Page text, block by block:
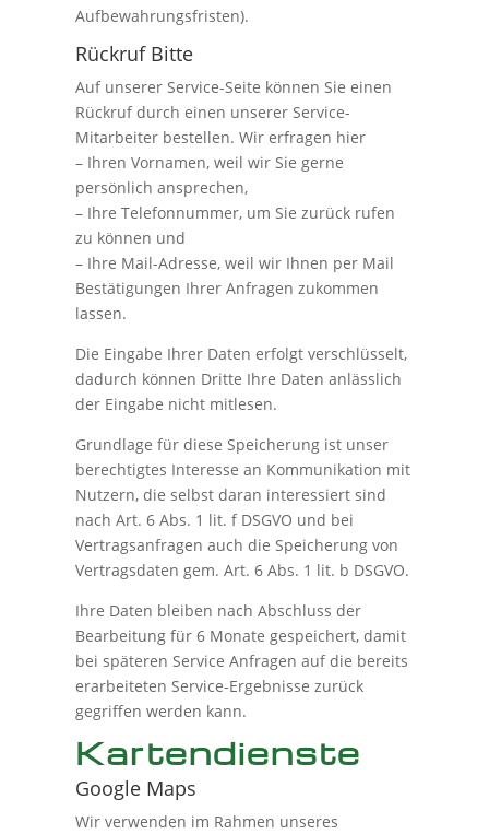
Aufbewahrungsfristen).
Rückruf Bitte
Auf unserer Service-Seite können Sie einen
Rückruf durch einen unserer Service-
Mitarbeiter bestellen. Wir erfragen hier
– Ihren Vornamen, weil wir Sie gerne
persönlich ansprechen,
– Ihre Telefonnummer, um Sie zurück rufen
zu können und
– Ihre Mail-Adresse, weil wir Ihnen per Mail
Bestätigungen Ihrer Anfragen zukommen
lassen.
Die Eingabe Ihrer Daten erfolgt verschlüsselt,
dadurch können Dritte Ihre Daten anlässlich
der Eingabe nicht mitlesen.
Grundlage für diese Speicherung ist unser
berechtigtes Interesse an Kommunikation mit
Nutzern, die selbst daran interessiert sind
nach Art. 6 Abs. 1 lit. f DSGVO und bei
Vertragsanfragen auch die Speicherung von
Vertragsdaten gem. Art. 6 Abs. 1 lit. b DSGVO.
Ihre Daten bleiben nach Abschluss der
Bearbeitung für 6 Monate gespeichert, damit
bei späteren Service Anfragen auf die bereits
erarbeiteten Service-Ergebnisse zurück
gegriffen werden kann.
Kartendienste
Google Maps
Wir verwenden im Rahmen unseres